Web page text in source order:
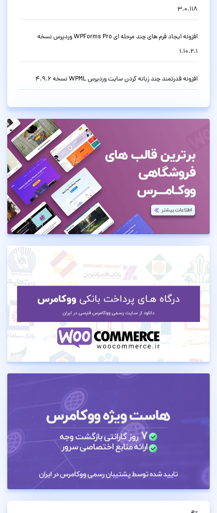
3.0.118
افزونه ایجاد فرم های چند مرحله ای WPForms Pro وردپرس نسخه
1.10.2.1
افزونه قدرتمند چند زبانه کردن سایت وردپرس WPML نسخه 4.9.6